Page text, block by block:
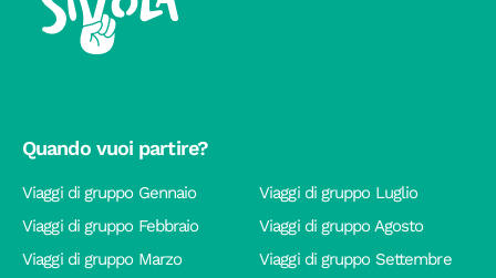
Quando vuoi partire?
Viaggi di gruppo Gennaio
Viaggi di gruppo Febbraio
Viaggi di gruppo Marzo
Viaggi di gruppo Luglio
Viaggi di gruppo Agosto
Viaggi di gruppo Settembre